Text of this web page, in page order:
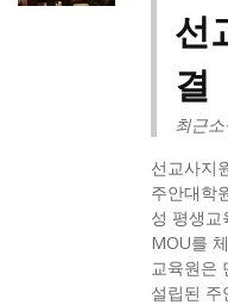
선
결
최근
선교사지
주안대학
성 평생교
MOU를
교육원은
설립된 주